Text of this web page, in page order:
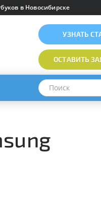
в Новосибирске
УЗНАТЬ
ОСТАВИТЬ